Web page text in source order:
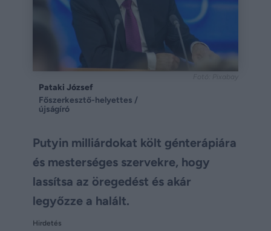
Pataki József
Főszerkesztő-helyettes /
újságíró
Putyin milliárdokat költ génterápiára
és mesterséges szervekre, hogy
lassítsa az öregedést és akár
legyőzze a halált.
Hirdetés